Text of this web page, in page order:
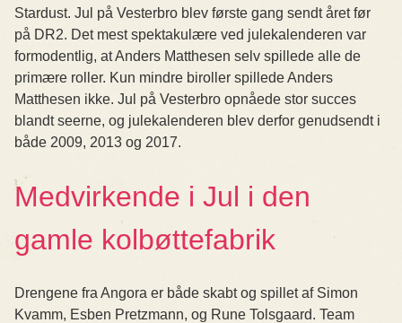
Stardust. Jul på Vesterbro blev første gang sendt året før
på DR2. Det mest spektakulære ved julekalenderen var
formodentlig, at Anders Matthesen selv spillede alle de
primære roller. Kun mindre biroller spillede Anders
Matthesen ikke. Jul på Vesterbro opnåede stor succes
blandt seerne, og julekalenderen blev derfor genudsendt i
både 2009, 2013 og 2017.
Medvirkende i Jul i den
gamle kolbøttefabrik
Drengene fra Angora er både skabt og spillet af Simon
Kvamm, Esben Pretzmann, og Rune Tolsgaard. Team